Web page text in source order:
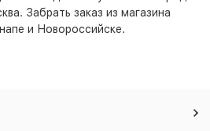
. Забрать заказ из магазина
и Новороссийске.